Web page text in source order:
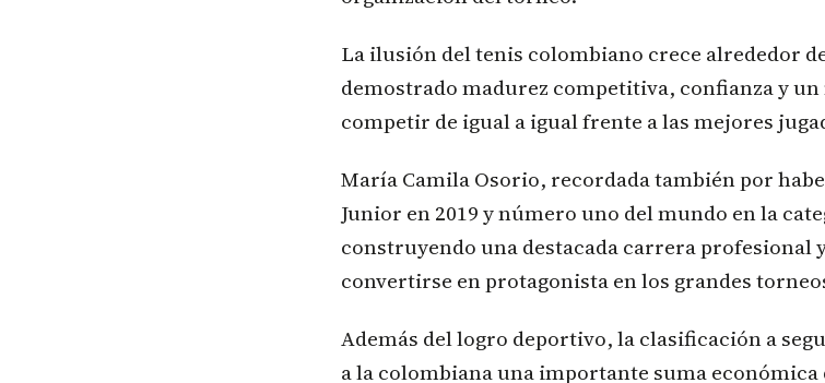
La ilusión del tenis colombiano crece alrededor
demostrado madurez competitiva, confianza y un
competir de igual a igual frente a las mejores
María Camila Osorio, recordada también por
Junior en 2019 y número uno del mundo en la
construyendo una destacada carrera profesional
convertirse en protagonista en los grandes
Además del logro deportivo, la clasificación a
a la colombiana una importante suma